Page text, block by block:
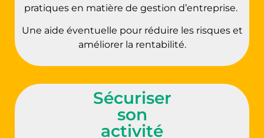
pratiques en matière de gestion d’entreprise.
Une aide éventuelle pour réduire les risques et
améliorer la rentabilité.
Sécuriser
son
activité